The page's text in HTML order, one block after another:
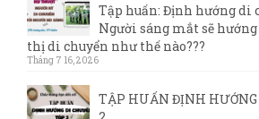
Tập huấn: Định hướng di
Người sáng mắt sẽ
thị di chuyển như thế nào???
Tháng 7 16, 2026
TẬP HUẤN ĐỊNH